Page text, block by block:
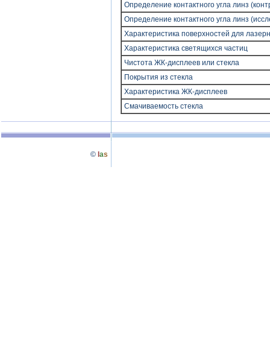
Определение контактного угла линз
Определение контактного угла линз
Характеристика поверхностей для
Характеристика светящихся частиц
Чистота ЖК-дисплеев или стекла
Покрытия из стекла
Характеристика ЖК-дисплеев
Смачиваемость стекла
© as